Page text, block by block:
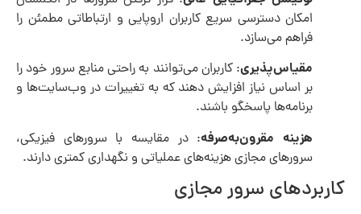
امکان دسترسی سریع کاربران اروپایی و ارتباطاتی مطمئن را
فراهم می‌سازد.
مقیاس‌پذیری: کاربران می‌توانند به راحتی منابع سرور خود را
بر اساس نیاز افزایش دهند که به تغییرات در وب‌سایت‌ها و
برنامه‌ها پاسخگو باشند.
هزینه مقرون‌به‌صرفه: در مقایسه با سرورهای فیزیکی،
سرورهای مجازی هزینه‌های عملیاتی و نگهداری کمتری دارند.
کاربردهای سرور مجازی